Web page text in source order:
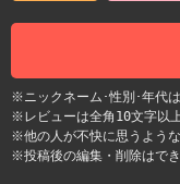
※ニックネーム･性別･年代
※レビューは全角10文字以
※他の人が不快に思うよう
※投稿後の編集・削除はでき